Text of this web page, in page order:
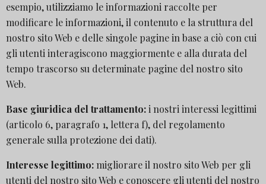
esempio, utilizziamo le informazioni raccolte per
modificare le informazioni, il contenuto e la struttura del
nostro sito Web e delle singole pagine in base a ciò con cui
gli utenti interagiscono maggiormente e alla durata del
tempo trascorso su determinate pagine del nostro sito
Web.
Base giuridica del trattamento:i nostri interessi legittimi
(articolo 6, paragrafo 1, lettera f), del regolamento
generale sulla protezione dei dati).
Interesse legittimo: migliorare il nostro sito Web per gli
utenti del nostro sito Web e conoscere gli utenti del nostro